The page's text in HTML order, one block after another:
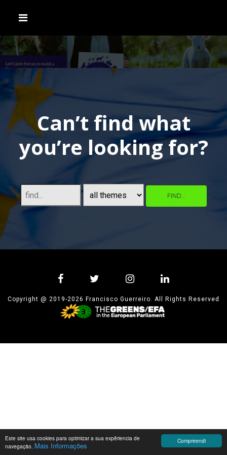
Compreendi
Este site usa cookies para optimizar a sua expêriencia de
navegação. Mais Informações
Can’t find what
you’re looking for?
FIND...
Copyright @ 2019-2026 Francisco Guerreiro. All Rights Reserved